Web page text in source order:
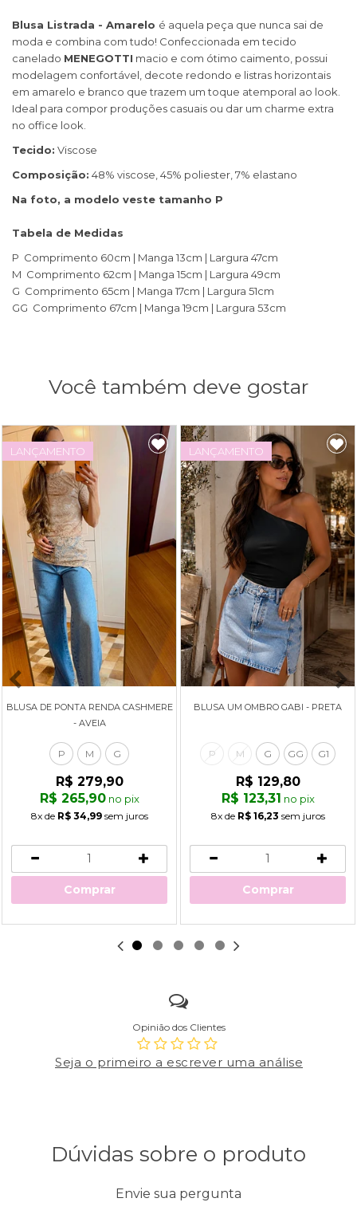
Blusa Listrada - Amarelo é aquela peça que nunca sai de
moda e combina com tudo! Confeccionada em tecido
canelado MENEGOTTI macio e com ótimo caimento, possui
modelagem confortável, decote redondo e listras horizontais
em amarelo e branco que trazem um toque atemporal ao look.
Ideal para compor produções casuais ou dar um charme extra
no office look.
Tecido: Viscose
Composição: 48% viscose, 45% poliester, 7% elastano
Na foto, a modelo veste tamanho P
Tabela de Medidas
P Comprimento 60cm | Manga 13cm | Largura 47cm
M Comprimento 62cm | Manga 15cm | Largura 49cm
G Comprimento 65cm | Manga 17cm | Largura 51cm
GG Comprimento 67cm | Manga 19cm | Largura 53cm
Você também deve gostar
LANÇAMENTO
BLUSA DE PONTA RENDA CASHMERE
- AVEIA
P M G
R$ 279,90
R$ 265,90 no pix
8xde R$ 34,99sem juros
Comprar
LANÇAMENTO
BLUSA UM OMBRO GABI - PRETA
P M G GG G1
R$ 129,80
R$ 123,31 no pix
8xde R$ 16,23 sem juros
Comprar
Opinião dos Clientes
Seja o primeiro a escrever uma análise
Dúvidas sobre o produto
Envie sua pergunta